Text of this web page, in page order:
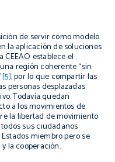
de servir como modelo
la aplicación de soluciones
establece el
región coherente “sin
[5], por lo que compartir las
personas desplazadas
Todavía quedan
a los movimientos de
la libertad de movimiento
sus ciudadanos
miembro pero se
la cooperación.